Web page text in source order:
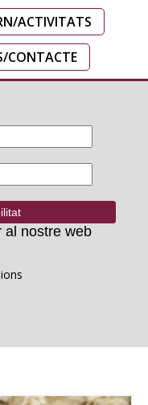
ACTIVITATS
CONTACTE
al nostre web